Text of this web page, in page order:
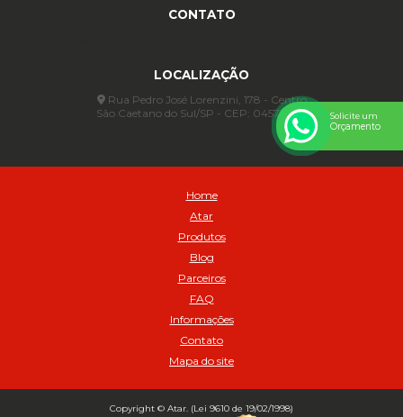
CONTATO
LOCALIZAÇÃO
Rua Pedro José Lorenzini, 178 - Centro
São Caetano do Sul/SP - CEP: 04571-010
Home
Atar
Produtos
Blog
Parceiros
FAQ
Informações
Contato
Mapa do site
Copyright © Atar. (Lei 9610 de 19/02/1998)
Solicite um
Orçamento